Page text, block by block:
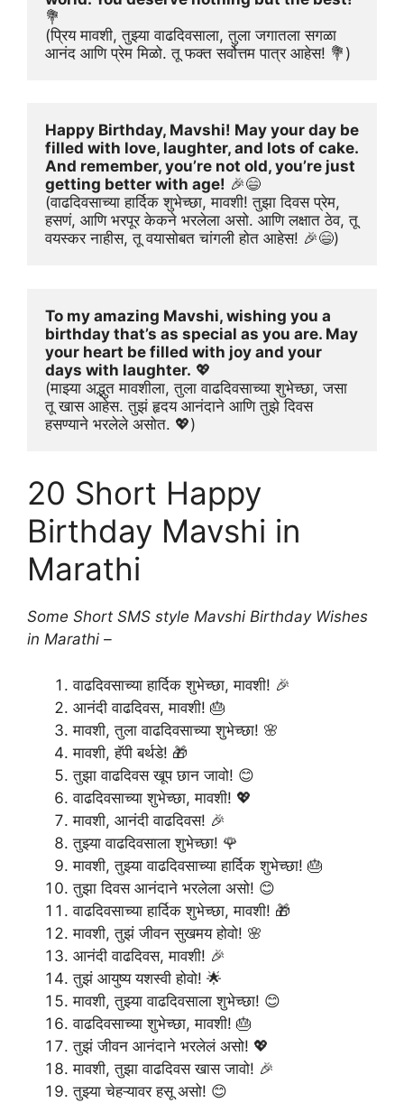
💐
(प्रिय मावशी, तुझ्या वाढदिवसाला, तुला जगातला सगळा
आनंद आणि प्रेम मिळो. तू फक्त सर्वोत्तम पात्र आहेस! 💐)
Happy Birthday, Mavshi! May your day be
filled with love, laughter, and lots of cake.
And remember, you’re not old, you’re just
getting better with age! 🎉😄
(वाढदिवसाच्या हार्दिक शुभेच्छा, मावशी! तुझा दिवस प्रेम,
हसणं, आणि भरपूर केकने भरलेला असो. आणि लक्षात ठेव, तू
वयस्कर नाहीस, तू वयासोबत चांगली होत आहेस! 🎉😄)
To my amazing Mavshi, wishing you a
birthday that’s as special as you are. May
your heart be filled with joy and your
days with laughter. 💖
(माझ्या अद्भुत मावशीला, तुला वाढदिवसाच्या शुभेच्छा, जसा
तू खास आहेस. तुझं हृदय आनंदाने आणि तुझे दिवस
हसण्याने भरलेले असोत. 💖)
20 Short Happy
Birthday Mavshi in
Marathi
Some Short SMS style Mavshi Birthday Wishes
in Marathi –
वाढदिवसाच्या हार्दिक शुभेच्छा, मावशी! 🎉
आनंदी वाढदिवस, मावशी! 🎂
मावशी, तुला वाढदिवसाच्या शुभेच्छा! 🌸
मावशी, हॅपी बर्थडे! 🎁
तुझा वाढदिवस खूप छान जावो! 😊
वाढदिवसाच्या शुभेच्छा, मावशी! 💖
मावशी, आनंदी वाढदिवस! 🎉
तुझ्या वाढदिवसाला शुभेच्छा! 🌹
मावशी, तुझ्या वाढदिवसाच्या हार्दिक शुभेच्छा! 🎂
तुझा दिवस आनंदाने भरलेला असो! 😊
वाढदिवसाच्या हार्दिक शुभेच्छा, मावशी! 🎁
मावशी, तुझं जीवन सुखमय होवो! 🌸
आनंदी वाढदिवस, मावशी! 🎉
तुझं आयुष्य यशस्वी होवो! 🌟
मावशी, तुझ्या वाढदिवसाला शुभेच्छा! 😊
वाढदिवसाच्या शुभेच्छा, मावशी! 🎂
तुझं जीवन आनंदाने भरलेलं असो! 💖
मावशी, तुझा वाढदिवस खास जावो! 🎉
तुझ्या चेहऱ्यावर हसू असो! 😊